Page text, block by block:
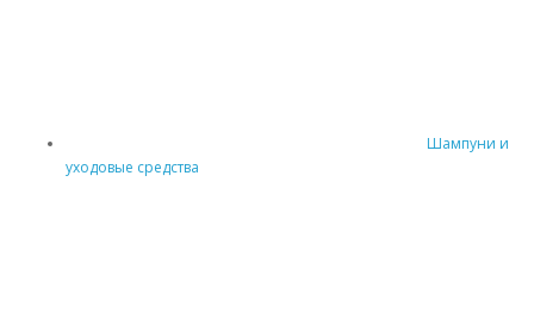
Шампуни и
уходовые средства